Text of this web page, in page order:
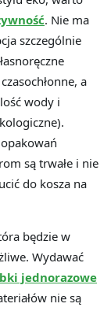
. Nie ma
szczególnie
a
wody i
są trwałe i nie
do kosza na
będzie w
Wydawać
jednorazowe
nie są